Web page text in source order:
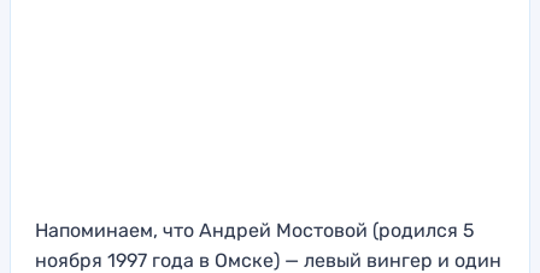
Напоминаем, что Андрей Мостовой (родился 5
ноября 1997 года в Омске) — левый вингер и один